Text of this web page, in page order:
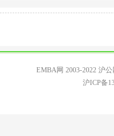
EMBA网 2003-2022 沪公
沪ICP备